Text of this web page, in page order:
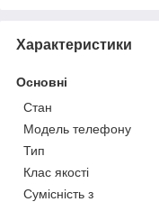
Характеристики
Основні
Стан
Модель телефону
Тип
Клас якості
Сумісність з